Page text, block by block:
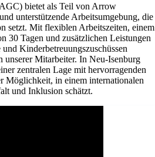
bietet als Teil von Arrow
unterstützende Arbeitsumgebung, die
setzt. Mit flexiblen Arbeitszeiten, einem
30 Tagen und zusätzlichen Leistungen
Kinderbetreuungszuschüssen
Mitarbeiter. In Neu-Isenburg
zentralen Lage mit hervorragenden
Möglichkeit, in einem internationalen
und Inklusion schätzt.